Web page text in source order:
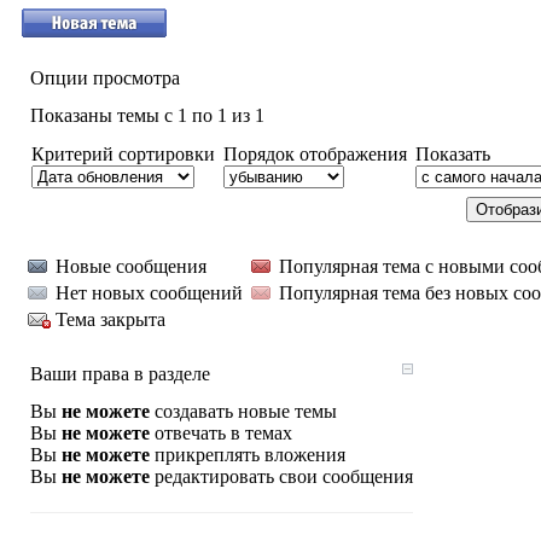
Опции просмотра
Показаны темы с 1 по 1 из 1
Критерий сортировки Порядок отображения Показать
Новые сообщения
Популярная тема с новыми
Нет новых сообщений
Популярная тема без новых
Тема закрыта
Ваши права в разделе
Вы не можете создавать новые темы
Вы не можете отвечать в темах
Вы не можете прикреплять вложения
Вы не можете редактировать свои сообщения